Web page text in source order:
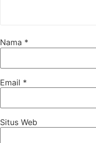
Nama *
Email *
Situs Web